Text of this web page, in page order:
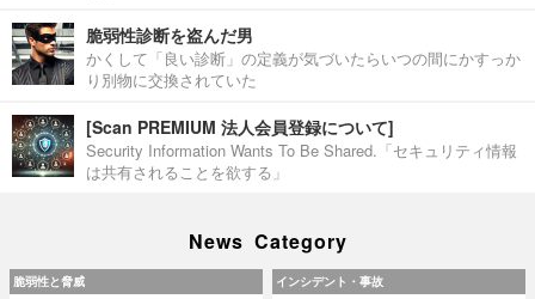
脆弱性診断を盗んだ男
かくして「良い診断」の定義が気づいたらいつの間にかすっか
り別物に交換されていた
[Scan PREMIUM 法人会員登録について]
Security Information Wants To Be Shared.「セキュリティ情報
は共有されることを欲する」
News Category
脆弱性と脅威 インシデント・事故